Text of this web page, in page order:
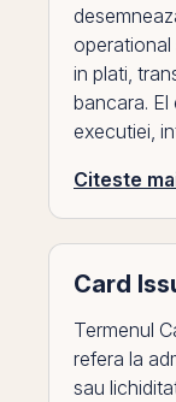
in plati,
bancara.
executiei,
Citeste
Card
Termenul
refera la
sau